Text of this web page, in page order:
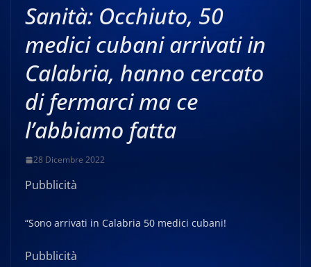
Sanità: Occhiuto, 50
medici cubani arrivati in
Calabria, hanno cercato
di fermarci ma ce
l’abbiamo fatta
28 Dicembre 2022
Pubblicità
“Sono arrivati in Calabria 50 medici cubani!
Pubblicità